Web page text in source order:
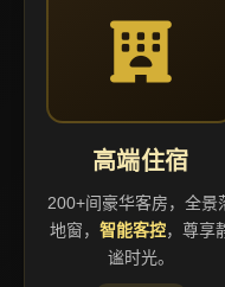
高端住宿
200+间豪华客房，全景
地窗， 智能客控，尊享
谧时光。